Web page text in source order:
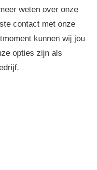
weten over onze
contact met onze
kunnen wij jou
opties zijn als